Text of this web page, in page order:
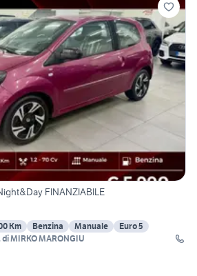
FINANZIABILE
Km Benzina Manuale
Euro 5
di MIRKO MARONGIU